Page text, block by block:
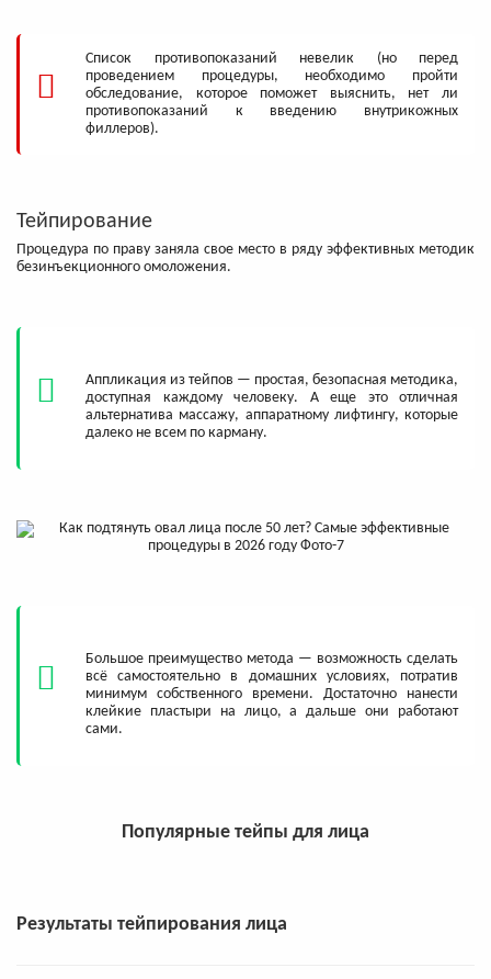
Список противопоказаний невелик (но перед
проведением процедуры, необходимо пройти
обследование, которое поможет выяснить, нет ли
противопоказаний к введению внутрикожных
филлеров).
Тейпирование
Процедура по праву заняла свое место в ряду эффективных методик
безинъекционного омоложения.
Аппликация из тейпов — простая, безопасная методика,
доступная каждому человеку. А еще это отличная
альтернатива массажу, аппаратному лифтингу, которые
далеко не всем по карману.
Большое преимущество метода — возможность сделать
всё самостоятельно в домашних условиях, потратив
минимум собственного времени. Достаточно нанести
клейкие пластыри на лицо, а дальше они работают
сами.
Популярные тейпы для лица
Результаты тейпирования лица